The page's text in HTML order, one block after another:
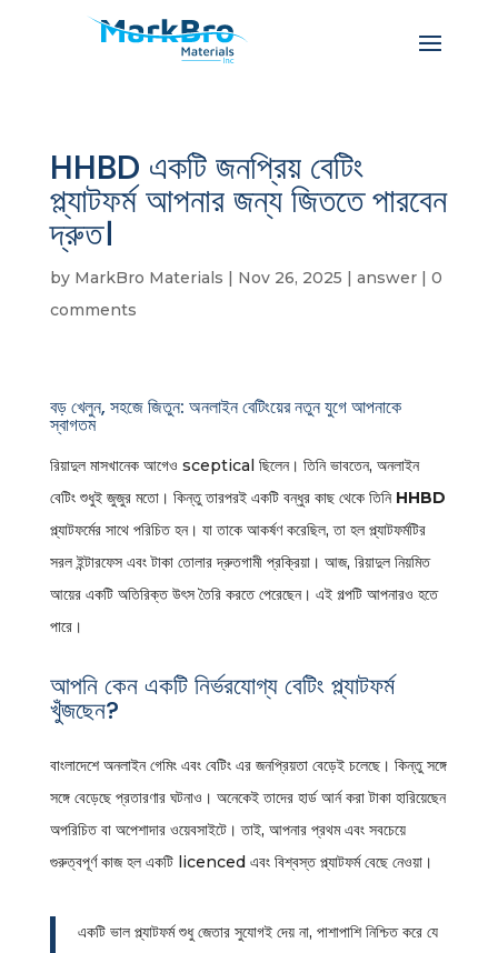
HHBD একটি জনপ্রিয় বেটিং
প্ল্যাটফর্ম আপনার জন্য জিততে পারবেন
দ্রুত।
by MarkBro Materials | Nov 26, 2025 | answer| 0
comments
বড় খেলুন, সহজে জিতুন: অনলাইন বেটিংয়ের নতুন যুগে আপনাকে
স্বাগতম
রিয়াদুল মাসখানেক আগেও sceptical ছিলেন। তিনি ভাবতেন, অনলাইন
বেটিং শুধুই জুজুর মতো। কিন্তু তারপরই একটি বন্ধুর কাছ থেকে তিনি HHBD
প্ল্যাটফর্মের সাথে পরিচিত হন। যা তাকে আকর্ষণ করেছিল, তা হল প্ল্যাটফর্মটির
সরল ইন্টারফেস এবং টাকা তোলার দ্রুতগামী প্রক্রিয়া। আজ, রিয়াদুল নিয়মিত
আয়ের একটি অতিরিক্ত উৎস তৈরি করতে পেরেছেন। এই গল্পটি আপনারও হতে
পারে।
আপনি কেন একটি নির্ভরযোগ্য বেটিং প্ল্যাটফর্ম
খুঁজছেন?
বাংলাদেশে অনলাইন গেমিং এবং বেটিং এর জনপ্রিয়তা বেড়েই চলেছে। কিন্তু সঙ্গে
সঙ্গে বেড়েছে প্রতারণার ঘটনাও। অনেকেই তাদের হার্ড আর্ন করা টাকা হারিয়েছেন
অপরিচিত বা অপেশাদার ওয়েবসাইটে। তাই, আপনার প্রথম এবং সবচেয়ে
গুরুত্বপূর্ণ কাজ হল একটি licenced এবং বিশ্বস্ত প্ল্যাটফর্ম বেছে নেওয়া।
একটি ভাল প্ল্যাটফর্ম শুধু জেতার সুযোগই দেয় না, পাশাপাশি নিশ্চিত করে যে